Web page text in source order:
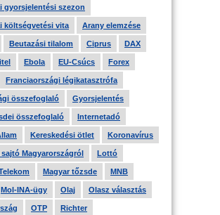
gyorsjelentési szezon
költségvetési vita Arany elemzése
Beutazási tilalom Ciprus DAX
Ebola EU-Csúcs Forex
Franciaországi légikatasztrófa
összefoglaló Gyorsjelentés
összefoglaló Internetadó
Kereskedési ötlet Koronavírus
Magyarországról Lottó
Magyar tőzsde MNB
Mol-INA-ügy Olaj Olasz választás
OTP Richter